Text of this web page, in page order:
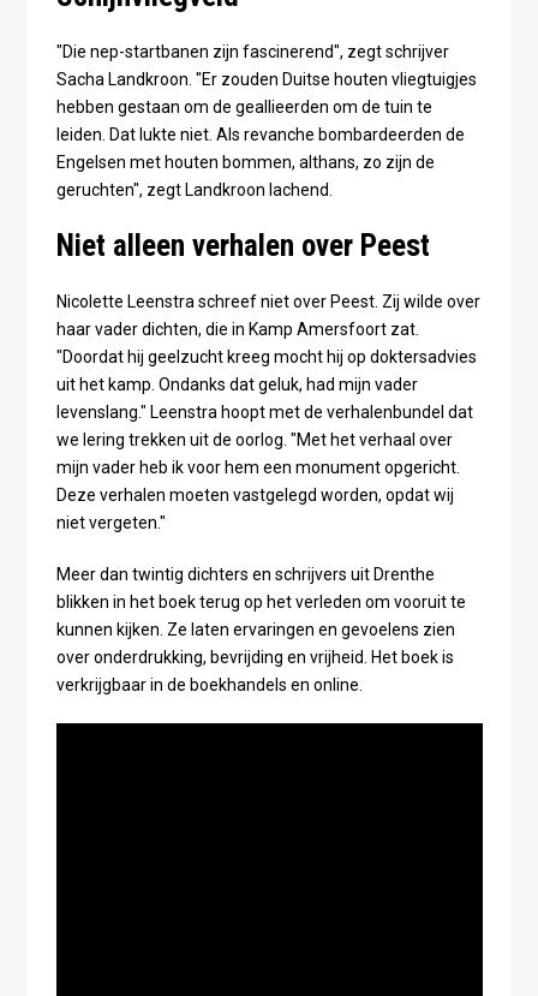
"Die nep-startbanen zijn fascinerend", zegt schrijver
Sacha Landkroon. "Er zouden Duitse houten vliegtuigjes
hebben gestaan om de geallieerden om de tuin te
leiden. Dat lukte niet. Als revanche bombardeerden de
Engelsen met houten bommen, althans, zo zijn de
geruchten", zegt Landkroon lachend.
Niet alleen verhalen over Peest
Nicolette Leenstra schreef niet over Peest. Zij wilde over
haar vader dichten, die in Kamp Amersfoort zat.
"Doordat hij geelzucht kreeg mocht hij op doktersadvies
uit het kamp. Ondanks dat geluk, had mijn vader
levenslang." Leenstra hoopt met de verhalenbundel dat
we lering trekken uit de oorlog. "Met het verhaal over
mijn vader heb ik voor hem een monument opgericht.
Deze verhalen moeten vastgelegd worden, opdat wij
niet vergeten."
Meer dan twintig dichters en schrijvers uit Drenthe
blikken in het boek terug op het verleden om vooruit te
kunnen kijken. Ze laten ervaringen en gevoelens zien
over onderdrukking, bevrijding en vrijheid. Het boek is
verkrijgbaar in de boekhandels en online.